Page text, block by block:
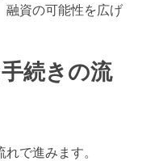
融資の可能性を広げ
続きの流
で進みます。